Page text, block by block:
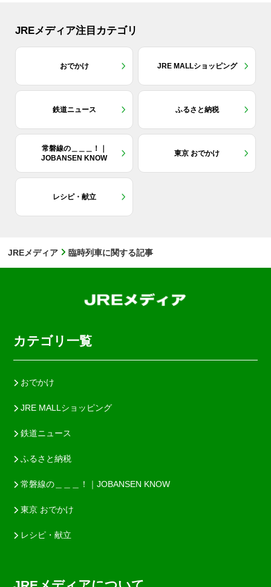
JREメディア注目カテゴリ
おでかけ JRE MALLショッピング
鉄道ニュース ふるさと納税
常磐線の＿＿＿！｜
JOBANSEN KNOW
東京 おでかけ
レシピ・献立
JREメディア 臨時列車に関する記事
カテゴリ一覧
おでかけ
JRE MALLショッピング
鉄道ニュース
ふるさと納税
常磐線の＿＿＿！｜JOBANSEN KNOW
東京 おでかけ
レシピ・献立